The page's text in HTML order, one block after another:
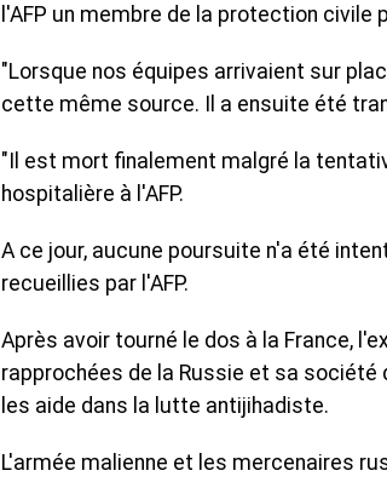
l'AFP un membre de la protection
"Lorsque nos équipes arrivaient sur
cette même source. Il a ensuite été
"Il est mort finalement malgré la
hospitalière à l'AFP.
A ce jour, aucune poursuite n'a été
recueillies par l'AFP.
Après avoir tourné le dos à la France,
rapprochées de la Russie et sa société
les aide dans la lutte antijihadiste.
L'armée malienne et les mercenaires